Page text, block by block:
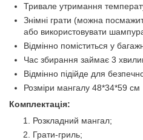
Тривале утримання
Знімні грати (можна
або використовувати
Відмінно поміститься у
Час збирання займає 3
Відмінно підійде для
Розміри мангалу 48*34*59 см
Комплектація:
Розкладний мангал;
Грати-гриль;